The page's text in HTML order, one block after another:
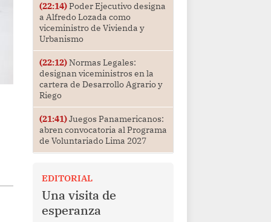
(22:14)Poder Ejecutivo designa
a Alfredo Lozada como
viceministro de Vivienda y
Urbanismo
(22:12)Normas Legales:
designan viceministros en la
cartera de Desarrollo Agrario y
Riego
(21:41)Juegos Panamericanos:
abren convocatoria al Programa
de Voluntariado Lima 2027
EDITORIAL
Una visita de
esperanza